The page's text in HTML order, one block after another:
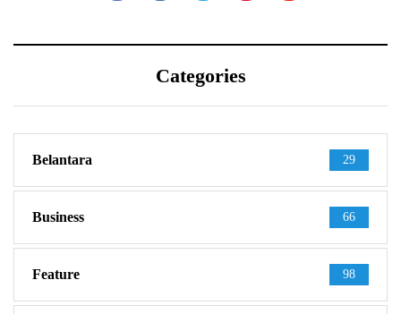
Categories
Belantara 29
Business 66
Feature 98